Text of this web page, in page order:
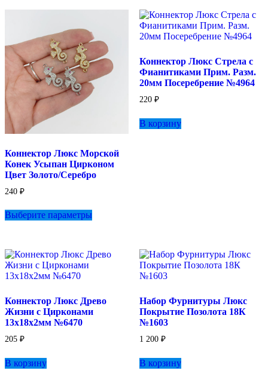
Коннектор Люкс Морской
Конек Усыпан Цирконом
Цвет Золото/Серебро
240 ₽
Выберите параметры
Опции
странице
товара.
Коннектор Люкс Стрела с
Фианитиками Прим. Разм.
20мм Посеребрение №4964
220 ₽
В корзину
Коннектор Люкс Древо
Жизни с Цирконами
13х18х2мм №6470
205 ₽
В корзину
Набор Фурнитуры Люкс
Покрытие Позолота 18К
№1603
1 200 ₽
В корзину